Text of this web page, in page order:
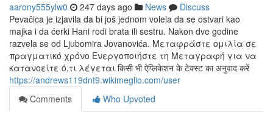
aarony555ylw0 247 days ago News
Discuss
Pevačica je izjavila da bi još jednom volela da se ostvari kao
majka i da ćerki Hani rodi brata ili sestru. Nakon dve godine
razvela se od Ljubomira Jovanovića. Μεταφράστε ομιλία σε
πραγματικό χρόνο Ενεργοποιήστε τη Μεταγραφή για να
κατανοείτε ό,τι λέγεται किसी भी ऐप्लिकेशन के टेक्स्ट का अनुवाद करें
https://andrews119dnt9.wikimeglio.com/user
Comments
Who Upvoted